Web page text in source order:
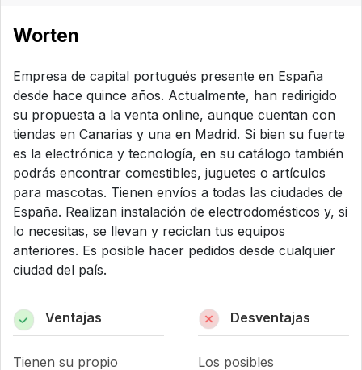
Worten
Empresa de capital portugués presente en España
desde hace quince años. Actualmente, han redirigido
su propuesta a la venta online, aunque cuentan con
tiendas en Canarias y una en Madrid. Si bien su fuerte
es la electrónica y tecnología, en su catálogo también
podrás encontrar comestibles, juguetes o artículos
para mascotas. Tienen envíos a todas las ciudades de
España. Realizan instalación de electrodomésticos y, si
lo necesitas, se llevan y reciclan tus equipos
anteriores. Es posible hacer pedidos desde cualquier
ciudad del país.
Ventajas
Tienen su propio
Desventajas
Los posibles